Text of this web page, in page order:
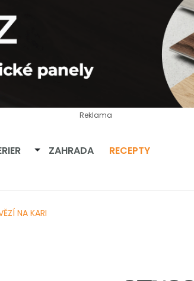
Reklama
dropdown
Přepnout dropdown
ZAHRADA RECEPTY
NA KARI